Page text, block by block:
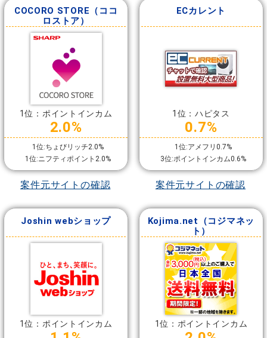
COCORO STORE（ココ
ロストア）
1位：ポイントインカム
2.0%
1位:ちょびリッチ2.0%
1位:ニフティポイント2.0%
案件元サイトの確認
ECカレント
1位：ハピタス
0.7%
1位:アメフリ0.7%
3位:ポイントインカム0.6%
案件元サイトの確認
Joshin webショップ
1位：ポイントインカム
Kojima.net（コジマネッ
ト）
1位：ポイントインカム